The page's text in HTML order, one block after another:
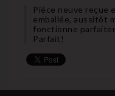
Pièce neuve reçue
emballée, aussitôt
fonctionne
Parfait!